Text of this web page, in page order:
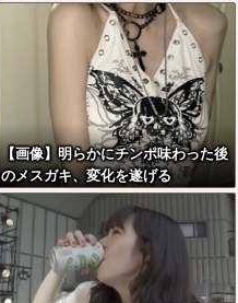
【画像】明らかにチンポ味わった後
のメスガキ、変化を遂げる